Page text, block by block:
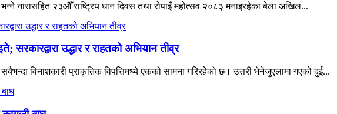
नारासहित २३औँ राष्ट्रिय धान दिवस तथा रोपाइँ महोत्सव २०८३ मनाइरहेका बेला अखिल...
उद्धार र राहतको अभियान तीव्र
विनाशकारी प्राकृतिक विपत्तिमध्ये एकको सामना गरिरहेको छ। उत्तरी भेनेजुएलामा गएको दुई...